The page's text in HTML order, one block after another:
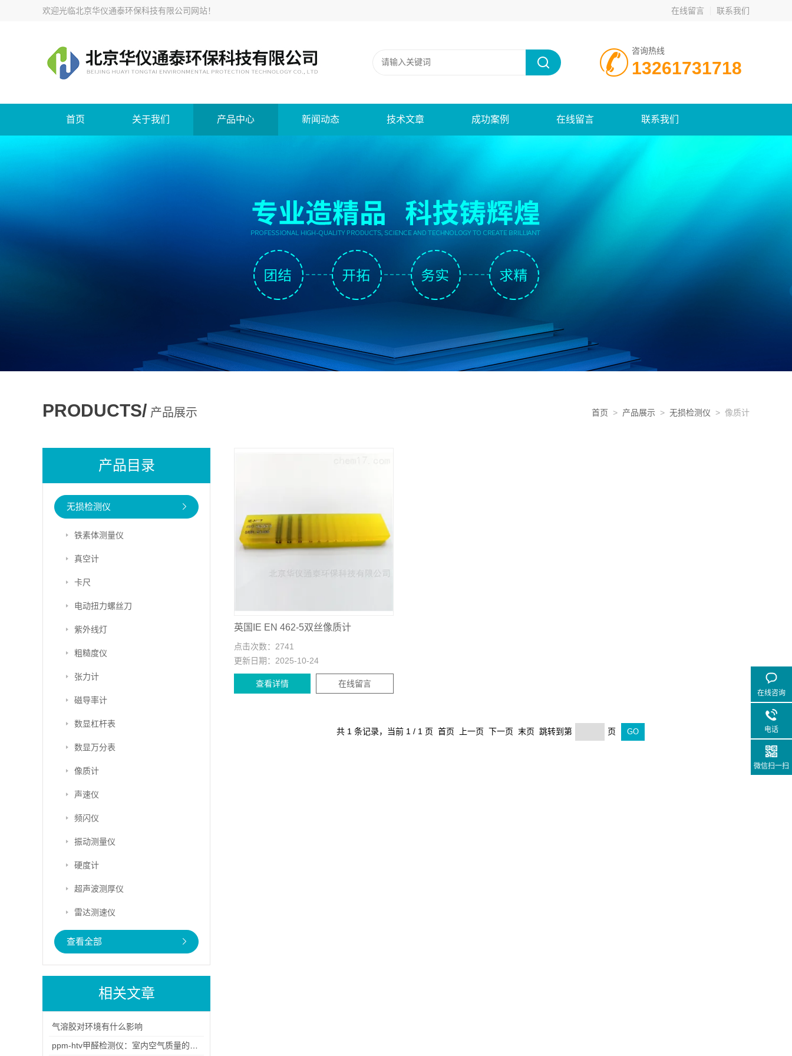
欢迎光临北京华仪通泰环保科技有限公司网站！ 在线留言 联系我们
咨询热线
13261731718
首页 关于我们 产品中心 新闻动态 技术文章 成功案例 在线留言 联系我们
PRODUCTS/ 产品展示 首页 > 产品展示 > 无损检测仪 > 像质计
产品目录
无损检测仪
铁素体测量仪
真空计
卡尺
电动扭力螺丝刀
紫外线灯
粗糙度仪
张力计
磁导率计
数显杠杆表
数显万分表
像质计
声速仪
频闪仪
振动测量仪
硬度计
超声波测厚仪
雷达测速仪
查看全部
相关文章
气溶胶对环境有什么影响
英国IE EN 462-5双丝像质计
点击次数： 2741
更新日期： 2025-10-24
查看详情 在线留言
共 1 条记录，当前 1 / 1 页 首页 上一页 下一页 末页 跳转到第 页
在线咨询
电话
微信扫一扫